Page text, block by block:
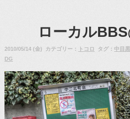
ローカル
2010/05/14 (金) カテゴリー： トコロ タグ： 中目黒
DG